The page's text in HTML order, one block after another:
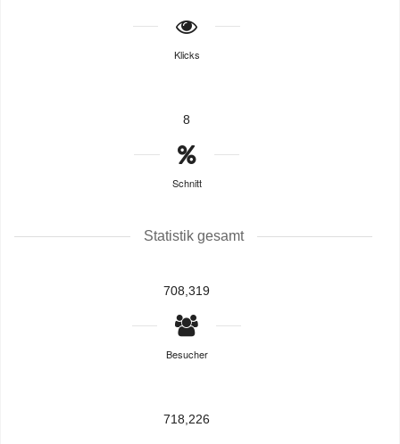
Klicks
8
Schnitt
Statistik gesamt
708,319
Besucher
718,226